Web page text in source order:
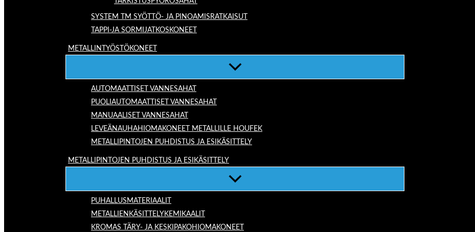
SYSTEM TM SYÖTTÖ- JA PINOAMISRATKAISUT
TAPPI-JA SORMIJATKOSKONEET
METALLINTYÖSTÖKONEET
AUTOMAATTISET VANNESAHAT
PUOLIAUTOMAATTISET VANNESAHAT
MANUAALISET VANNESAHAT
LEVEÄNAUHAHIOMAKONEET METALLILLE HOUFEK
METALLIPINTOJEN PUHDISTUS JA ESIKÄSITTELY
METALLIPINTOJEN PUHDISTUS JA ESIKÄSITTELY
PUHALLUSMATERIAALIT
METALLIENKÄSITTELYKEMIKAALIT
KROMAS TÄRY- JA KESKIPAKOHIOMAKONEET